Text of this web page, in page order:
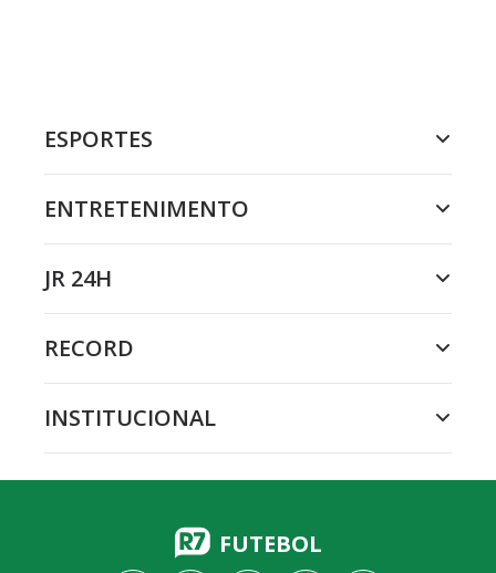
ESPORTES
ENTRETENIMENTO
JR 24H
RECORD
INSTITUCIONAL
FUTEBOL